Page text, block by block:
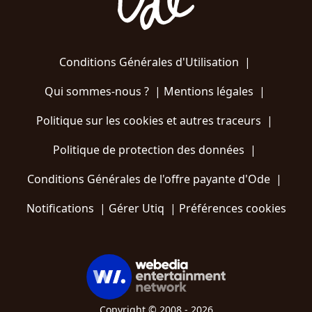
Conditions Générales d'Utilisation |
Qui sommes-nous ?| Mentions légales |
Politique sur les cookies et autres traceurs |
Politique de protection des données |
Conditions Générales de l'offre payante d'Ode |
Notifications | Gérer Utiq | Préférences cookies